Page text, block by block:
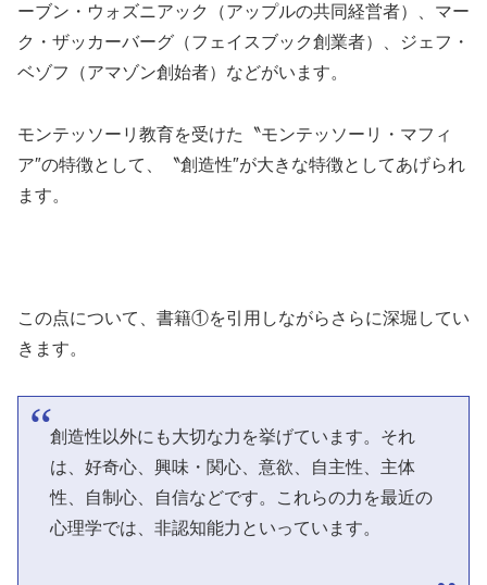
ーブン・ウォズニアック（アップルの共同経営者）、マー
ク・ザッカーバーグ（フェイスブック創業者）、ジェフ・
ベゾフ（アマゾン創始者）などがいます。
モンテッソーリ教育を受けた〝モンテッソーリ・マフィ
ア″の特徴として、〝創造性″が大きな特徴としてあげられ
ます。
この点について、書籍①を引用しながらさらに深堀してい
きます。
創造性以外にも大切な力を挙げています。それ
は、好奇心、興味・関心、意欲、自主性、主体
性、自制心、自信などです。これらの力を最近の
心理学では、非認知能力といっています。